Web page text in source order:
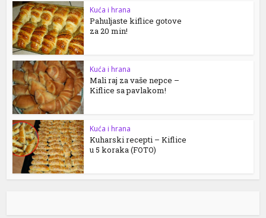
Kuća i hrana
Pahuljaste kiflice gotove
za 20 min!
Kuća i hrana
Mali raj za vaše nepce –
Kiflice sa pavlakom!
Kuća i hrana
Kuharski recepti – Kiflice
u 5 koraka (FOTO)